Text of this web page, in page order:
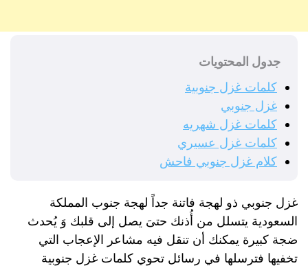
جدول المحتويات
كلمات غزل جنوبية
غزل جنوبي
كلمات غزل شهريه
كلمات غزل عسيري
كلام غزل جنوبي فاحش
غزل جنوبي ذو لهجة فاتنة جداً لهجة جنوب المملكة
السعودية يتسلل من أُذنك حتىَ يصل إلى قلبك وَ يُحدث
ضجة كبيرة يمكنك أن تنقل فيه مشاعر الإعجاب التي
تخفيها فترسلها في رسائل تحوي كلمات غزل جنوبية